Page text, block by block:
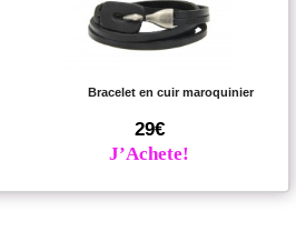
Bracelet en cuir maroquinier
29€
J’Achete!